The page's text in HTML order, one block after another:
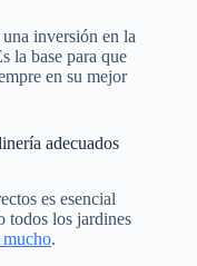
inversión en la
la base para que
en su mejor
adecuados
es esencial
todos los jardines
mucho.